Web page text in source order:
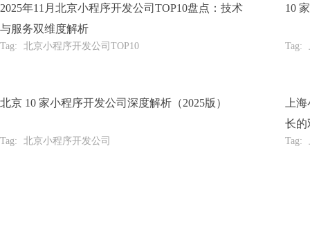
2025年11月北京小程序开发公司TOP10盘点：技术
与服务双维度解析
Tag: 北京小程序开发公司TOP10
10
Tag:
北京 10 家小程序开发公司深度解析（2025版）
Tag: 北京小程序开发公司
上
长的
Tag: